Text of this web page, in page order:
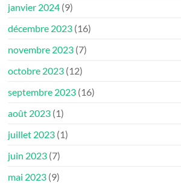
janvier 2024 (9)
décembre 2023 (16)
novembre 2023 (7)
octobre 2023 (12)
septembre 2023 (16)
août 2023 (1)
juillet 2023 (1)
juin 2023 (7)
mai 2023 (9)